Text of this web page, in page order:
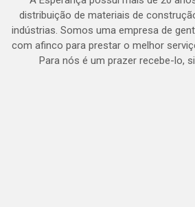
distribuição de materiais de
indústrias. Somos uma empresa de
com afinco para prestar o melhor
Para nós é um prazer recebe-lo,